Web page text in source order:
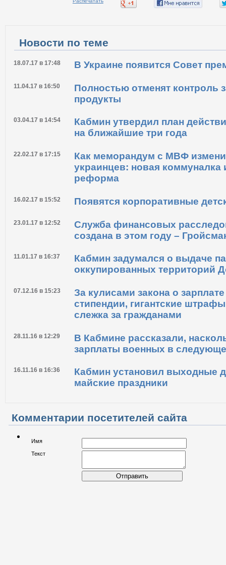
Новости по теме
18.07.17 в 17:48 В Украине появится Совет
11.04.17 в 16:50
Полностью отменят контроль
продукты
03.04.17 в 14:54
Кабмин утвердил план
на ближайшие три года
22.02.17 в 17:15
Как меморандум с МВФ
украинцев: новая коммуналка
реформа
16.02.17 в 15:52 Появятся корпоративные
23.01.17 в 12:52
Служба финансовых
создана в этом году –
11.01.17 в 16:37
Кабмин задумался о выдаче
оккупированных территорий
07.12.16 в 15:23
За кулисами закона о
стипендии, гигантские
слежка за гражданами
28.11.16 в 12:29
В Кабмине рассказали,
зарплаты военных в
16.11.16 в 16:36
Кабмин установил выходные
майские праздники
Комментарии посетителей сайта
Имя
Текст
Отправить